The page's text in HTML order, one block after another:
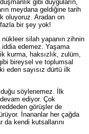
gibi duyguların,
meydana geldiğine tarih
oluyoruz. Aradan on
bir şey yok!
silah yapanın zihnin
iddia edemez. Yaşama
kurma, haksızlık, zulüm,
bireysel ve toplumsal
eden sayısız dürtü ilk
söylenemez. İlk
ediyor. Çok
görüşler de
İnananlar her çağda
kendi kutsallarını